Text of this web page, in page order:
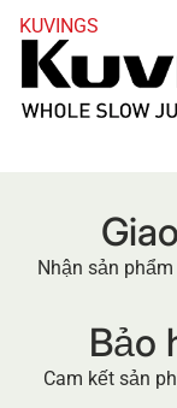
KUVINGS
Nhận sản
Bảo
Cam kết sản